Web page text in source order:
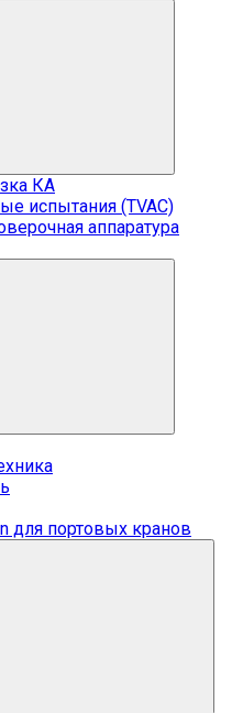
КА
испытания (TVAC)
аппаратура
для портовых кранов